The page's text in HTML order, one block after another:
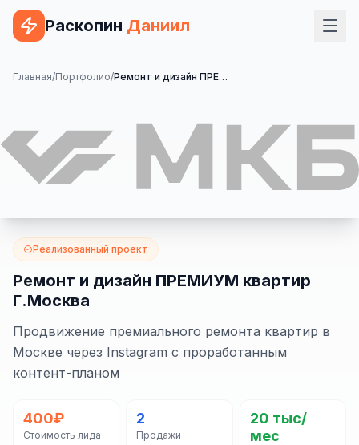
Раскопин Даниил
Услуги
Сайт на 1С-Битрикс
Сайт на WordPress
Сайт на OpenCart
Сайт на ModX
Сайт на Joomla
Сайт на Laravel
КОНТЕКСТНАЯ РЕКЛАМА
Главная/Портфолио/ Ремонт и дизайн ПРЕМИУМ квартир Г.Москва
Реализованный проект
Ремонт и дизайн ПРЕМИУМ квартир
Г.Москва
Продвижение премиального ремонта квартир в
Москве через Instagram с проработанным
контент-планом
400₽
Стоимость лида
2
Продажи
20 тыс/
мес